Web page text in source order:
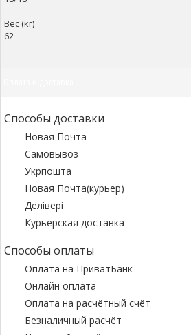
Вес (кг)
62
Способы доставки
Новая Почта
Самовывоз
Укрпошта
Новая Почта(курьер)
Делівері
Курьерская доставка
Способы оплаты
Оплата на ПриватБанк
Онлайн оплата
Оплата на расчётный счёт
Безналичный расчёт